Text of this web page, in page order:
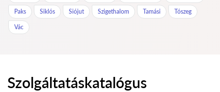
Paks Siklós Siójut Szigethalom Tamási Tószeg
Vác
Szolgáltatáskatalógus